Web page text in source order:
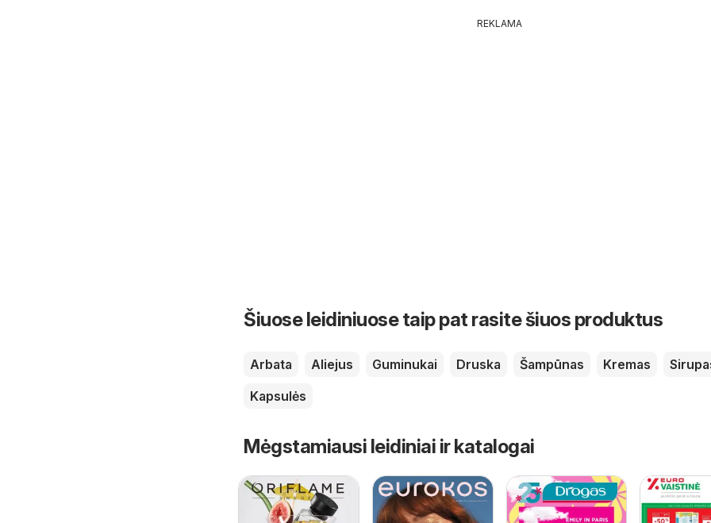
REKLAMA
Šiuose leidiniuose taip pat rasite šiuos produktus
Arbata Aliejus Guminukai Druska Šampūnas Kremas
Kapsulės
Mėgstamiausi leidiniai ir katalogai